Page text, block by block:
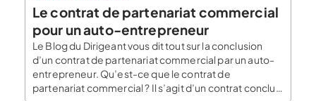
Le contrat de partenariat commercial
pour un auto-entrepreneur
Le Blog du Dirigeant vous dit tout sur la conclusion
d’un contrat de partenariat commercial par un auto-
entrepreneur. Qu’est-ce que le contrat de
partenariat commercial ? Il s’agit d’un contrat conclu